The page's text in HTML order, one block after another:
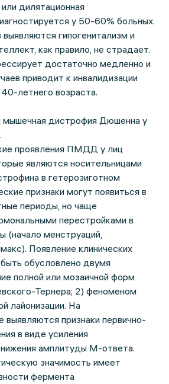
дилятационная
у 50-60% больных.
гипогенитализм и
как правило, не страдает.
достаточно медленно и
приводит к инвалидизации
летнего возраста.
дистрофия Дюшенна у
проявления ПМДД у лиц
являются носительницами
в гетерозиготном
признаки могут появиться в
периоды, но чаще
перестройками в
(начало менструаций,
Появление клинических
обусловлено двумя
полной или мозаичной форм
Тернера; 2) феноменом
лайонизации. На
признаки первично-
в виде усиления
амплитуды М-ответа.
значимость имеет
фермента